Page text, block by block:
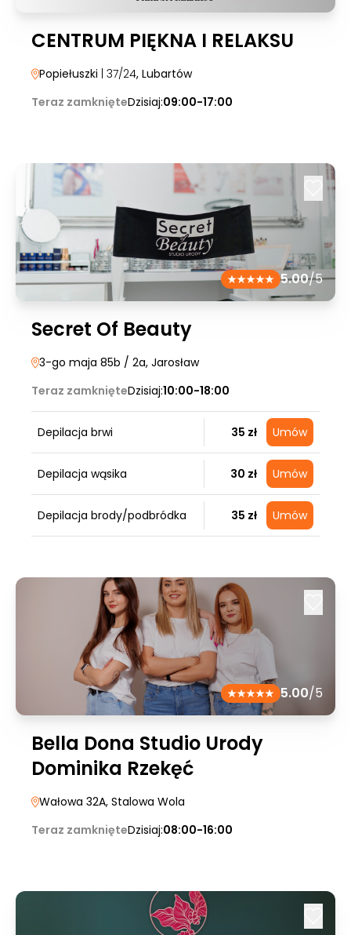
CENTRUM PIĘKNA I RELAKSU
Popiełuszki | 37/24, Lubartów
Teraz zamknięteDzisiaj:09:00-17:00
5.00/5
Secret Of Beauty
3-go maja 85b / 2a, Jarosław
Teraz zamknięteDzisiaj:10:00-18:00
Depilacja brwi 35 zł Umów
Depilacja wąsika 30 zł Umów
Depilacja brody/podbródka 35 zł Umów
5.00/5
Bella Dona Studio Urody
Dominika Rzekęć
Wałowa 32A, Stalowa Wola
Teraz zamknięteDzisiaj:08:00-16:00